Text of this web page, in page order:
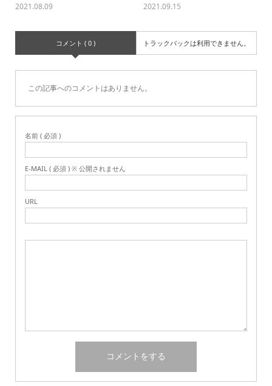
2021.08.09 2021.09.15
コメント ( 0 ) トラックバックは利用できません。
この記事へのコメントはありません。
名前 ( 必須 )
E-MAIL ( 必須 ) ※ 公開されません
URL